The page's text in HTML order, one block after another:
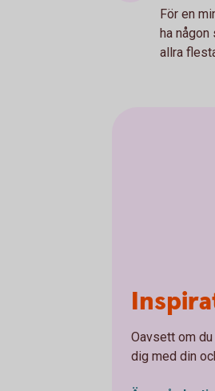
För en
ha någon
allra
Oavsett om
dig med din